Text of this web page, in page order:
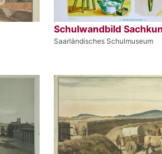
Schulwandbild
Saarländisches Schulmuseum